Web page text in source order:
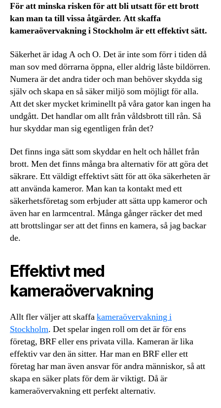
För att minska risken för att bli utsatt för ett brott
kan man ta till vissa åtgärder. Att skaffa
kameraövervakning i Stockholm är ett effektivt sätt.
Säkerhet är idag A och O. Det är inte som förr i tiden då
man sov med dörrarna öppna, eller aldrig låste bildörren.
Numera är det andra tider och man behöver skydda sig
själv och skapa en så säker miljö som möjligt för alla.
Att det sker mycket kriminellt på våra gator kan ingen ha
undgått. Det handlar om allt från våldsbrott till rån. Så
hur skyddar man sig egentligen från det?
Det finns inga sätt som skyddar en helt och hållet från
brott. Men det finns många bra alternativ för att göra det
säkrare. Ett väldigt effektivt sätt för att öka säkerheten är
att använda kameror. Man kan ta kontakt med ett
säkerhetsföretag som erbjuder att sätta upp kameror och
även har en larmcentral. Många gånger räcker det med
att brottslingar ser att det finns en kamera, så jag backar
de.
Effektivt med
kameraövervakning
Allt fler väljer att skaffakameraövervakning i
Stockholm. Det spelar ingen roll om det är för ens
företag, BRF eller ens privata villa. Kameran är lika
effektiv var den än sitter. Har man en BRF eller ett
företag har man även ansvar för andra människor, så att
skapa en säker plats för dem är viktigt. Då är
kameraövervakning ett perfekt alternativ.